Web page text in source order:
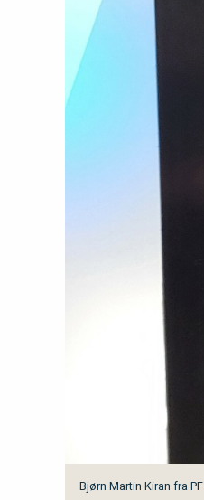
Bjørn Martin Kiran fra